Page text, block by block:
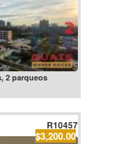
2 parqueos
R10457
$3,200.00